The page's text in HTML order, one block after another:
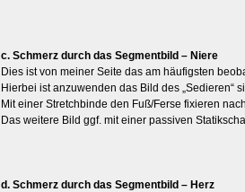
c. Schmerz durch das Segmentbild – Niere
Dies ist von meiner Seite das am häufigsten
Hierbei ist anzuwenden das Bild des „Sedieren“
Mit einer Stretchbinde den Fuß/Ferse fixieren
Das weitere Bild ggf. mit einer passiven
d. Schmerz durch das Segmentbild – Herz